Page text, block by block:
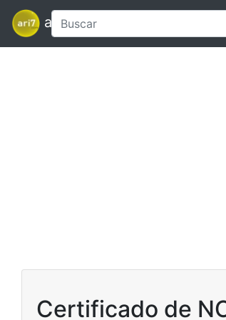
ari7
Certificado de